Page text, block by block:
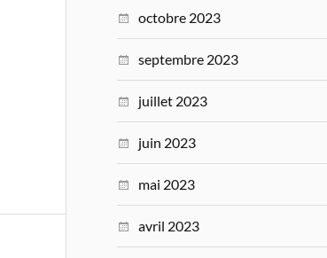
octobre 2023
septembre 2023
juillet 2023
juin 2023
mai 2023
avril 2023